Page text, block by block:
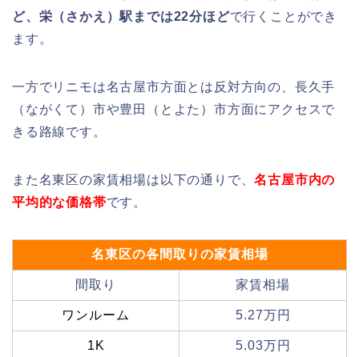
ど、栄（さかえ）駅までは22分ほどで行くことができ
ます。
一方でリニモは名古屋市方面とは反対方向の、長久手
（ながくて）市や豊田（とよた）市方面にアクセスで
きる路線です。
また名東区の家賃相場は以下の通りで、名古屋市内の
平均的な価格帯です。
名東区の各間取りの家賃相場
間取り 家賃相場
ワンルーム 5.27万円
1K 5.03万円